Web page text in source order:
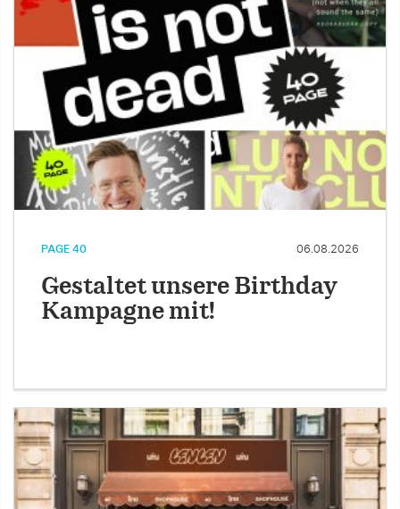
PAGE 40 06.08.2026
Gestaltet unsere Birthday
Kampagne mit!